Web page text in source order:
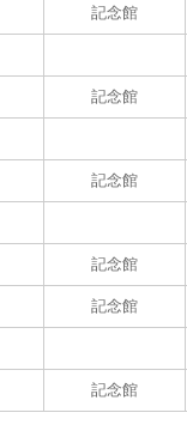
記念館
記念館
記念館
記念館
記念館
記念館